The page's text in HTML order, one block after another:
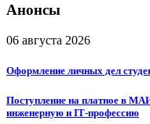
Анонсы
06 августа 2026
Оформление личных дел
Поступление на платное в
инженерную и IT‑профессию